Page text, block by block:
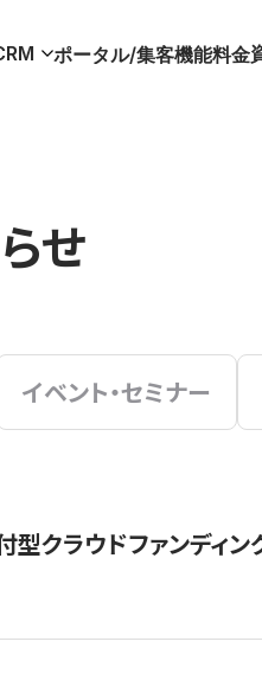
ポータル/集客機能料金
せ
イベント・セミナー
クラウドファンディ